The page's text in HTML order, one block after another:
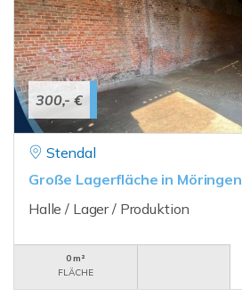
300,- €
Stendal
Große Lagerfläche in Möringen
Halle / Lager / Produktion
0 m²
FLÄCHE